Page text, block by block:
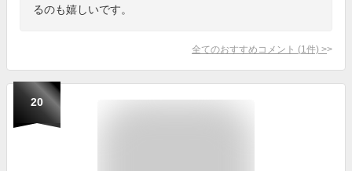
るのも嬉しいです。
全てのおすすめコメント (1 件) >
20